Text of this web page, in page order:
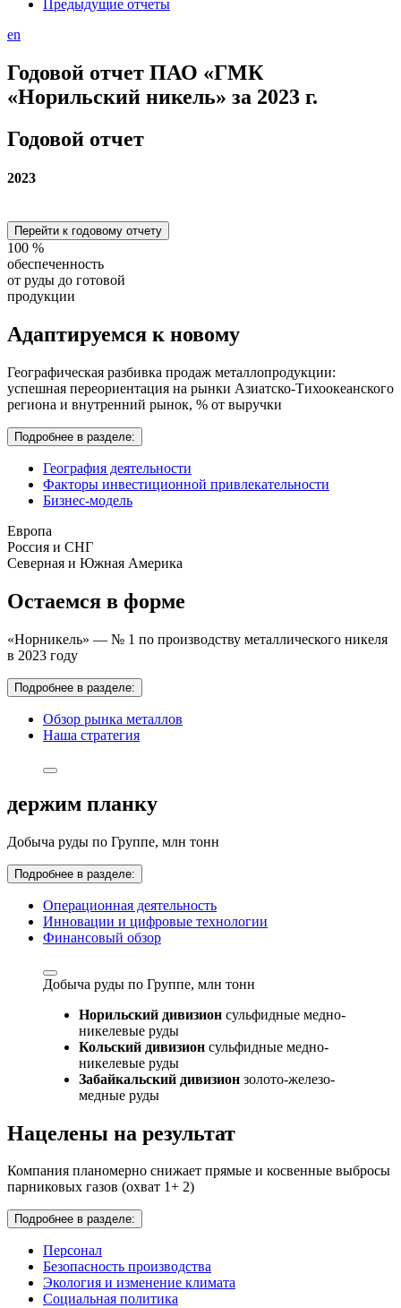
Предыдущие отчеты
en
Годовой отчет ПАО «ГМК
«Норильский никель» за 2023 г.
Годовой отчет
2023
Перейти к годовому отчету
100 %
обеспеченность
от руды до готовой
продукции
Адаптируемся к новому
Географическая разбивка продаж металлопродукции:
успешная переориентация на рынки Азиатско-Тихоокеанского
региона и внутренний рынок, % от выручки
Подробнее в разделе:
География деятельности
Факторы инвестиционной привлекательности
Бизнес-модель
Европа
Россия и СНГ
Северная и Южная Америка
Остаемся в форме
«Норникель» — № 1 по производству металлического никеля
в 2023 году
Подробнее в разделе:
Обзор рынка металлов
Наша стратегия
держим планку
Добыча руды по Группе, млн тонн
Подробнее в разделе:
Операционная деятельность
Инновации и цифровые технологии
Финансовый обзор
Добыча руды по Группе, млн тонн
Норильский дивизион сульфидные медно-
никелевые руды
Кольский дивизион сульфидные медно-
никелевые руды
Забайкальский дивизион золото-железо-
медные руды
Нацелены на результат
Компания планомерно снижает прямые и косвенные выбросы
парниковых газов (охват 1+ 2)
Подробнее в разделе:
Персонал
Безопасность производства
Экология и изменение климата
Социальная политика